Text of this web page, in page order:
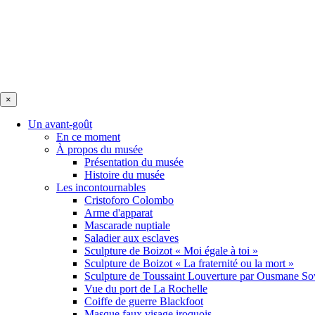
×
Un avant-goût
En ce moment
À propos du musée
Présentation du musée
Histoire du musée
Les incontournables
Cristoforo Colombo
Arme d'apparat
Mascarade nuptiale
Saladier aux esclaves
Sculpture de Boizot « Moi égale à toi »
Sculpture de Boizot « La fraternité ou la mort »
Sculpture de Toussaint Louverture par Ousmane
Vue du port de La Rochelle
Coiffe de guerre Blackfoot